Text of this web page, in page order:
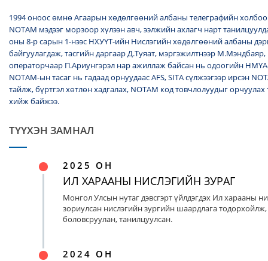
1994 оноос өмнө Агаарын хөдөлгөөний албаны телеграфийн
NОТАМ мэдээг морзоор хүлээн авч, ээлжийн ахлагч нарт
оны 8-р сарын 1-нээс НХУҮТ-ийн Нислэгийн хөдөлгөөний албаны
байгуулагдаж, тасгийн даргаар Д.Туяат, мэргэжилтнээр
операторчаар П.Ариунгэрэл нар ажиллаж байсан нь одоогийн
NOTAM-ын тасаг нь гадаад орнуудаас AFS, SITA сүлжээгээр ирсэн
тайлж, бүртгэл хөтлөн хадгалах, NОТАМ код товчлолуудыг
хийж байжээ.
ТҮҮХЭН ЗАМНАЛ
2025 ОН
ИЛ ХАРААНЫ НИСЛЭГИЙН ЗУРАГ
Монгол Улсын нутаг дэвсгэрт үйлдэгдэх Ил харааны
зориулсан нислэгийн зургийн шаардлага тодорхойлж,
боловсруулан, танилцуулсан.
2024 ОН